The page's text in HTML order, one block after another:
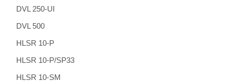
DVL 250-UI
DVL 500
HLSR 10-P
HLSR 10-P/SP33
HLSR 10-SM